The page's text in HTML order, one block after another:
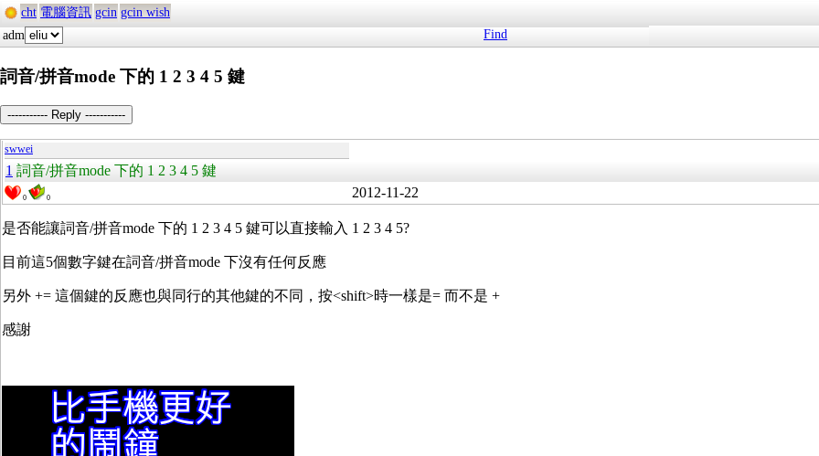
cht 電腦資訊 gcin gcin wish
adm
Find
詞音/拼音mode 下的 1 2 3 4 5 鍵
----------- Reply -----------
swwei
1 詞音/拼音mode 下的 1 2 3 4 5 鍵
0 0 2012-11-22
是否能讓詞音/拼音mode 下的 1 2 3 4 5 鍵可以直接輸入 1 2 3 4 5?
目前這5個數字鍵在詞音/拼音mode 下沒有任何反應
另外 += 這個鍵的反應也與同行的其他鍵的不同，按<shift>時一樣是= 而不是 +
感謝